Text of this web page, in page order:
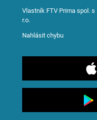
Vlastník FTV Prima spol. s
r.o.
Nahlásit chybu